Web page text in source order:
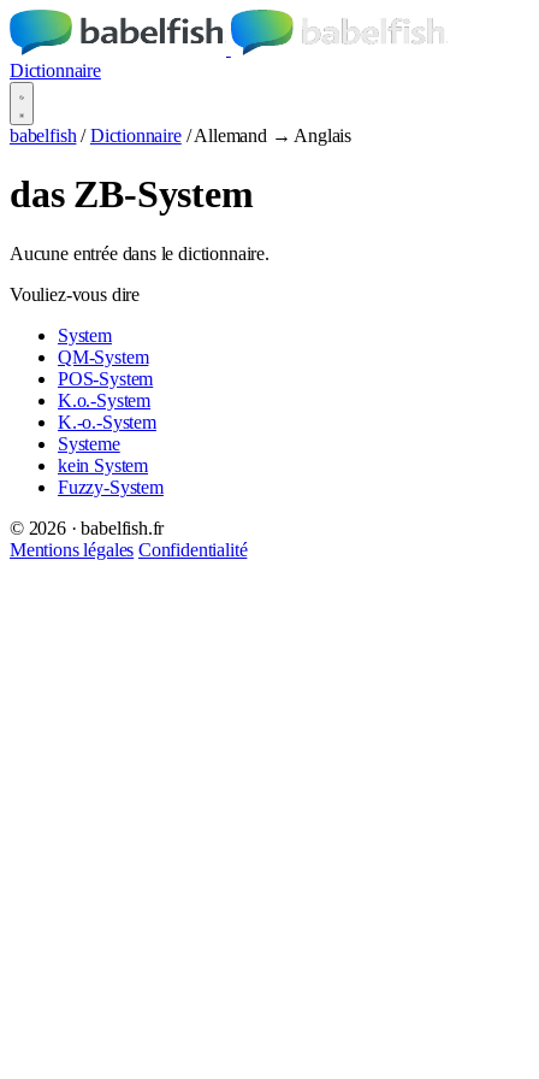
Dictionnaire
babelfish / Dictionnaire / Allemand → Anglais
das ZB-System
Aucune entrée dans le dictionnaire.
Vouliez-vous dire
System
QM-System
POS-System
K.o.-System
K.-o.-System
Systeme
kein System
Fuzzy-System
© 2026 · babelfish.fr
Mentions légales Confidentialité